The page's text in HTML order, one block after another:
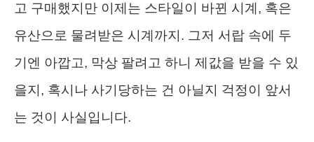
고 구매했지만 이제는 스타일이 바뀐 시계, 혹은
유산으로 물려받은 시계까지. 그저 서랍 속에 두
기엔 아깝고, 막상 팔려고 하니 제값을 받을 수 있
을지, 혹시나 사기당하는 건 아닐지 걱정이 앞서
는 것이 사실입니다.